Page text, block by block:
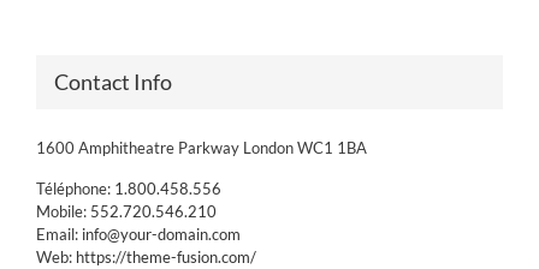
Contact Info
1600 Amphitheatre Parkway London WC1 1BA
Téléphone: 1.800.458.556
Mobile: 552.720.546.210
Email: info@your-domain.com
Web: https://theme-fusion.com/